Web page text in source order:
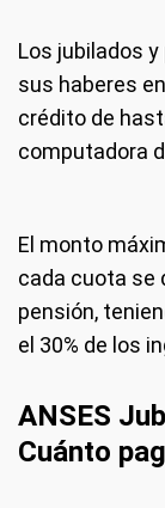
Los jubilados
sus haberes
crédito de
computadora
El monto
cada cuota se
pensión,
el 30% de los
ANSES
Cuánto